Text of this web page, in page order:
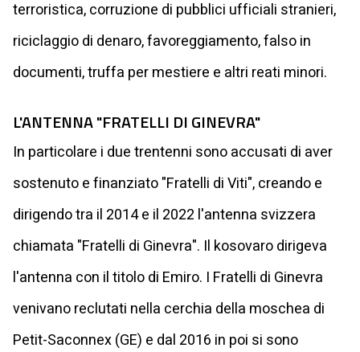
terroristica, corruzione di pubblici ufficiali stranieri,
riciclaggio di denaro, favoreggiamento, falso in
documenti, truffa per mestiere e altri reati minori.
L'ANTENNA "FRATELLI DI GINEVRA"
In particolare i due trentenni sono accusati di aver
sostenuto e finanziato "Fratelli di Viti", creando e
dirigendo tra il 2014 e il 2022 l'antenna svizzera
chiamata "Fratelli di Ginevra". Il kosovaro dirigeva
l'antenna con il titolo di Emiro. I Fratelli di Ginevra
venivano reclutati nella cerchia della moschea di
Petit-Saconnex (GE) e dal 2016 in poi si sono